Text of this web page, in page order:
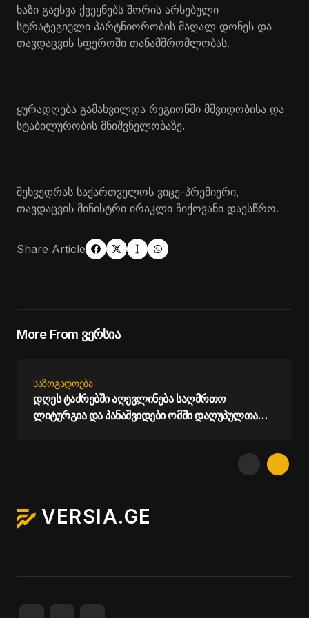
ხაზი გაესვა ქვეყნებს შორის არსებული
სტრატეგიული პარტნიორობის მაღალ დონეს და
თავდაცვის სფეროში თანამშრომლობას.
ყურადღება გამახვილდა რეგიონში მშვიდობისა და
სტაბილურობის მნიშვნელობაზე.
შეხვედრას საქართველოს ვიცე-პრემიერი,
თავდაცვის მინისტრი ირაკლი ჩიქოვანი დაესწრო.
Share Article
More From ვერსია
ᲡᲐᲖᲝᲒᲐᲓᲝᲔᲑᲐ
დღეს ტაძრებში აღევლინება საღმრთო
ლიტურგია და პანაშვიდები ომში დაღუპულთა
VERSIA.GE